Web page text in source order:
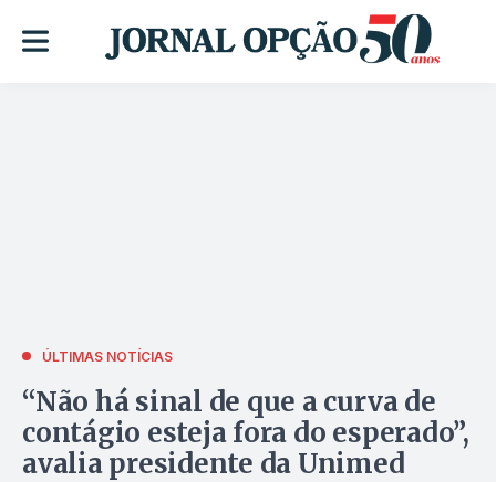
ÚLTIMAS NOTÍCIAS
“Não há sinal de que a curva de
contágio esteja fora do esperado”,
avalia presidente da Unimed